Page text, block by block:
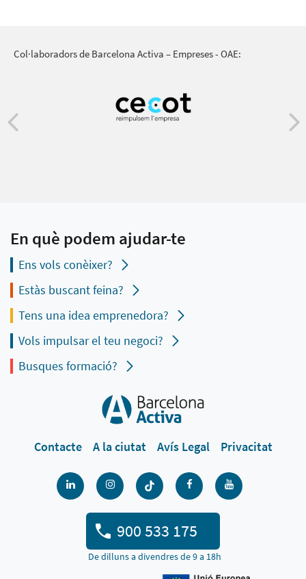
Col·laboradors de Barcelona Activa – Empreses - OAE:
En què podem ajudar-te
Ens vols conèixer?
Estàs buscant feina?
Tens una idea emprenedora?
Vols impulsar el teu negoci?
Busques formació?
Contacte A la ciutat Avís Legal Privacitat
900 533 175
De dilluns a divendres de 9 a 18h